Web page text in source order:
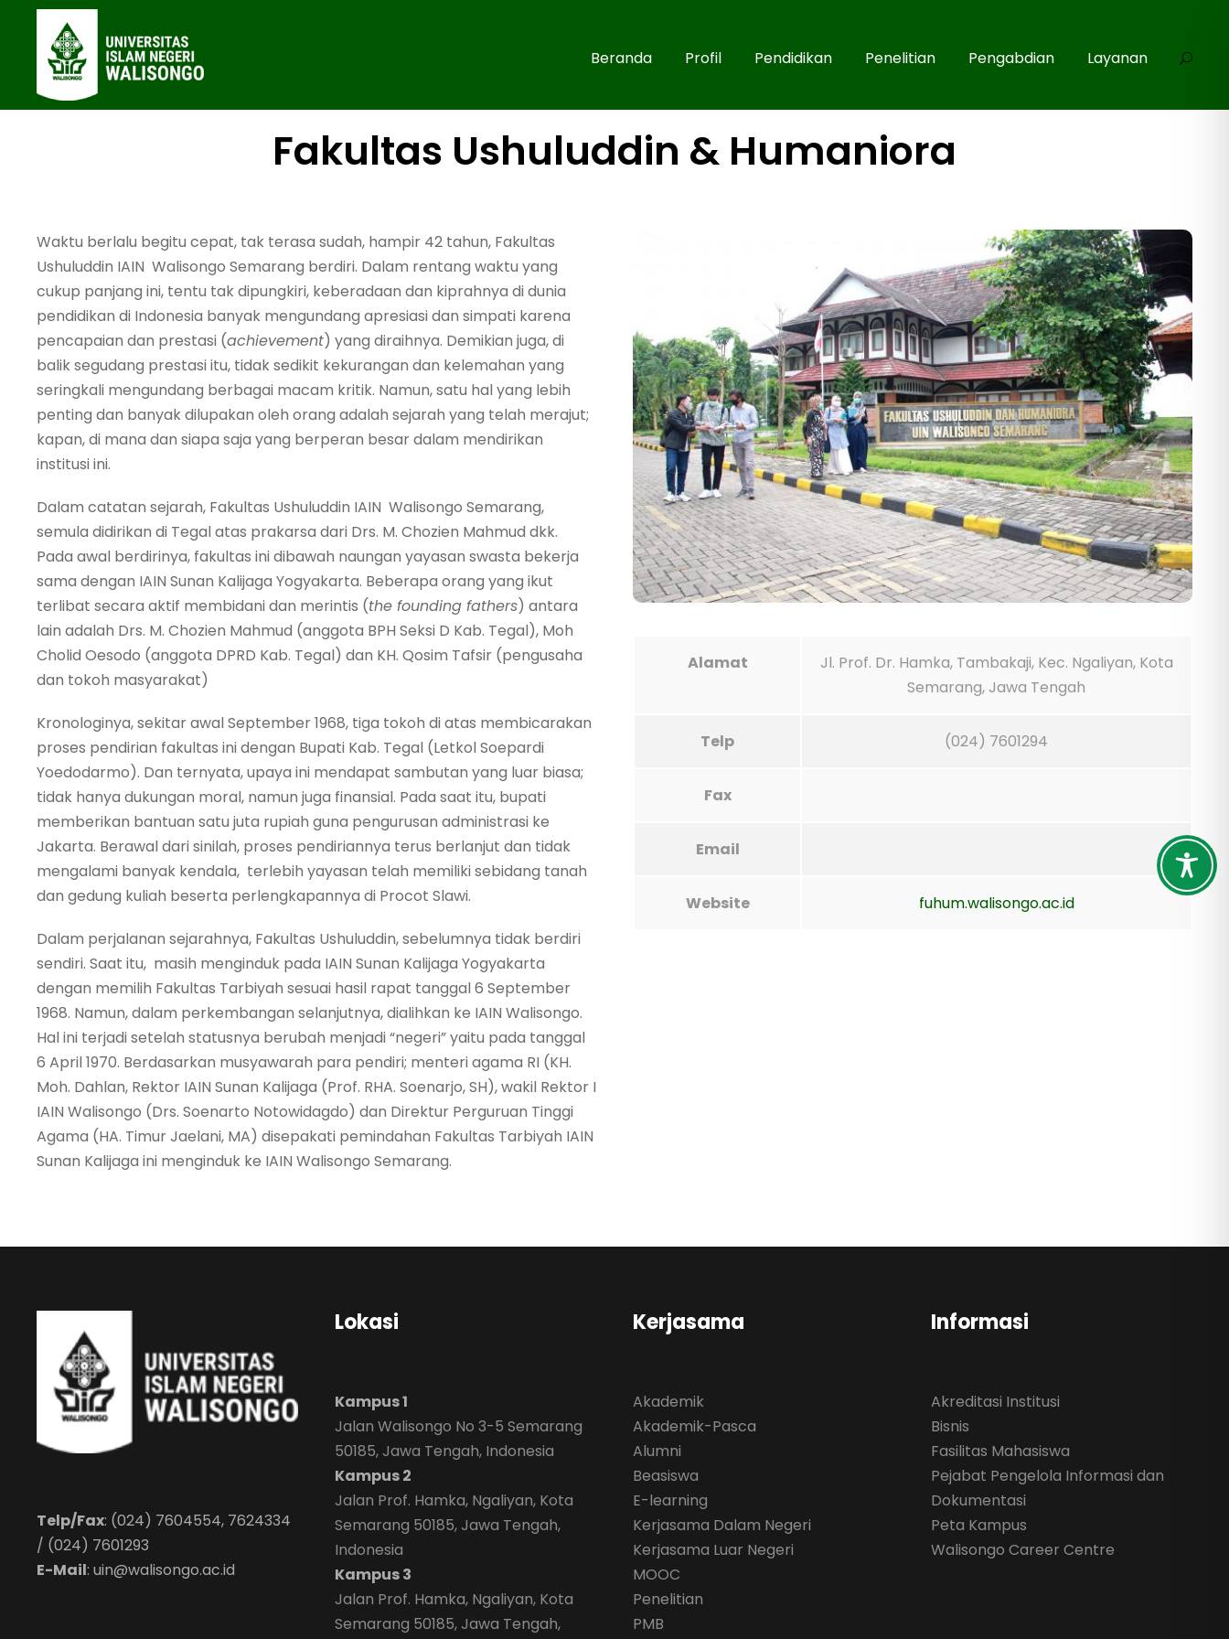
Beranda Profil Pendidikan Penelitian Pengabdian Layanan
Fakultas Ushuluddin & Humaniora
Waktu berlalu begitu cepat, tak terasa sudah, hampir 42 tahun, Fakultas
Ushuluddin IAIN Walisongo Semarang berdiri. Dalam rentang waktu yang
cukup panjang ini, tentu tak dipungkiri, keberadaan dan kiprahnya di dunia
pendidikan di Indonesia banyak mengundang apresiasi dan simpati karena
pencapaian dan prestasi (achievement) yang diraihnya. Demikian juga, di
balik segudang prestasi itu, tidak sedikit kekurangan dan kelemahan yang
seringkali mengundang berbagai macam kritik. Namun, satu hal yang lebih
penting dan banyak dilupakan oleh orang adalah sejarah yang telah merajut;
kapan, di mana dan siapa saja yang berperan besar dalam mendirikan
institusi ini.
Dalam catatan sejarah, Fakultas Ushuluddin IAIN Walisongo Semarang,
semula didirikan di Tegal atas prakarsa dari Drs. M. Chozien Mahmud dkk.
Pada awal berdirinya, fakultas ini dibawah naungan yayasan swasta bekerja
sama dengan IAIN Sunan Kalijaga Yogyakarta. Beberapa orang yang ikut
terlibat secara aktif membidani dan merintis (the founding fathers) antara
lain adalah Drs. M. Chozien Mahmud (anggota BPH Seksi D Kab. Tegal), Moh
Cholid Oesodo (anggota DPRD Kab. Tegal) dan KH. Qosim Tafsir (pengusaha
dan tokoh masyarakat)
Kronologinya, sekitar awal September 1968, tiga tokoh di atas membicarakan
proses pendirian fakultas ini dengan Bupati Kab. Tegal (Letkol Soepardi
Yoedodarmo). Dan ternyata, upaya ini mendapat sambutan yang luar biasa;
tidak hanya dukungan moral, namun juga finansial. Pada saat itu, bupati
memberikan bantuan satu juta rupiah guna pengurusan administrasi ke
Jakarta. Berawal dari sinilah, proses pendiriannya terus berlanjut dan tidak
mengalami banyak kendala, terlebih yayasan telah memiliki sebidang tanah
dan gedung kuliah beserta perlengkapannya di Procot Slawi.
Dalam perjalanan sejarahnya, Fakultas Ushuluddin, sebelumnya tidak berdiri
sendiri. Saat itu, masih menginduk pada IAIN Sunan Kalijaga Yogyakarta
dengan memilih Fakultas Tarbiyah sesuai hasil rapat tanggal 6 September
1968. Namun, dalam perkembangan selanjutnya, dialihkan ke IAIN Walisongo.
Hal ini terjadi setelah statusnya berubah menjadi “negeri” yaitu pada tanggal
6 April 1970. Berdasarkan musyawarah para pendiri; menteri agama RI (KH.
Moh. Dahlan, Rektor IAIN Sunan Kalijaga (Prof. RHA. Soenarjo, SH), wakil Rektor I
IAIN Walisongo (Drs. Soenarto Notowidagdo) dan Direktur Perguruan Tinggi
Agama (HA. Timur Jaelani, MA) disepakati pemindahan Fakultas Tarbiyah IAIN
Sunan Kalijaga ini menginduk ke IAIN Walisongo Semarang.
Alamat
Jl. Prof. Dr. Hamka, Tambakaji, Kec. Ngaliyan, Kota
Semarang, Jawa Tengah
Telp (024) 7601294
Fax
Email
Website fuhum.walisongo.ac.id
Telp/Fax: (024) 7604554, 7624334
/ (024) 7601293
E-Mail: uin@walisongo.ac.id
Lokasi
Kampus 1
Jalan Walisongo No 3-5 Semarang
50185, Jawa Tengah, Indonesia
Kampus 2
Jalan Prof. Hamka, Ngaliyan, Kota
Semarang 50185, Jawa Tengah,
Indonesia
Kampus 3
Jalan Prof. Hamka, Ngaliyan, Kota
Semarang 50185, Jawa Tengah,
Kerjasama
Akademik
Akademik-Pasca
Alumni
Beasiswa
E-learning
Kerjasama Dalam Negeri
Kerjasama Luar Negeri
MOOC
Penelitian
PMB
Informasi
Akreditasi Institusi
Bisnis
Fasilitas Mahasiswa
Pejabat Pengelola Informasi dan
Dokumentasi
Peta Kampus
Walisongo Career Centre